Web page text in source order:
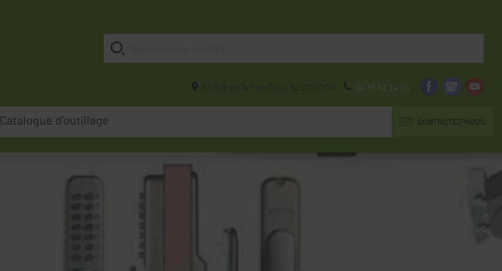
82 Rue de la Part-Dieu, 69003 LYON 04 78 42 24 08
Catalogue d'outillage CONTACTEZ-NOUS